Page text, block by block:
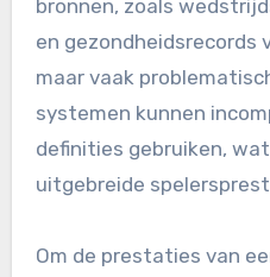
Bovendien kunnen
aanzienlijk variëren
effectiviteit op het veld
variabiliteit maakt het
werkelijke